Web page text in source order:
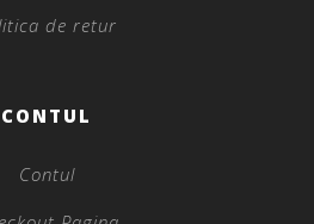
de retur
CONTUL
Contul